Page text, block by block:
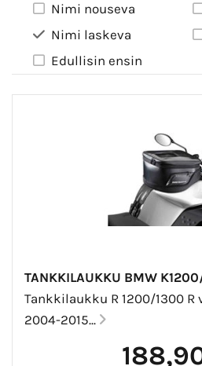
Nimi nouseva
Nimi laskeva
Edullisin ensin
TANKKILAUKKU BMW
Tankkilaukku R 1200/1300
2004-2015...